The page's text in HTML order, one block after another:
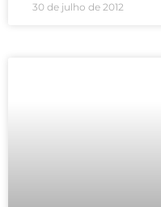
30 de julho de 2012